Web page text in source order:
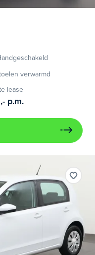
verwarmd
lease
p.m.